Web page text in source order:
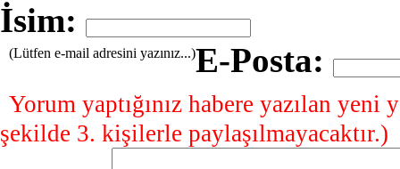
İsim:
E-Posta:
(Lütfen e-mail adresini yazınız...)
Yorum yaptığınız habere yazılan
şekilde 3. kişilerle paylaşılmayacaktır.)